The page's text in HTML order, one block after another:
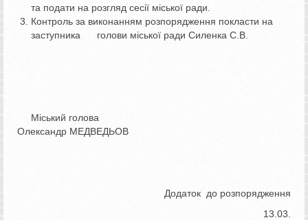
та подати на розгляд сесії міської ради.
Контроль за виконанням розпорядження покласти на
заступника голови міської ради Силенка С.В.
Міський голова
Олександр МЕДВЕДЬОВ
Додаток до розпорядження
13.03.